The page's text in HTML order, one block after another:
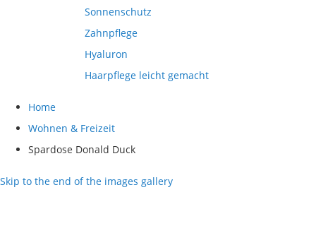
Sonnenschutz
Zahnpflege
Hyaluron
Haarpflege leicht gemacht
Home
Wohnen & Freizeit
Spardose Donald Duck
Skip to the end of the images gallery